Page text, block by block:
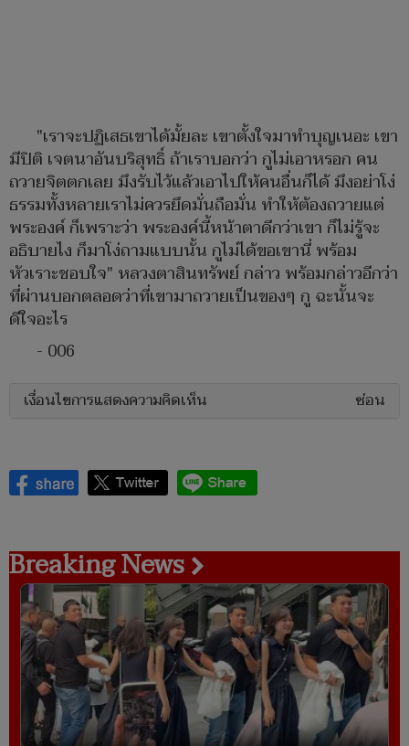
"เราจะปฏิเสธเขาได้มั้ยละ เขาตั้งใจมาทำบุญเนอะ เขา
มีปิติ เจตนาอันบริสุทธิ์ ถ้าเราบอกว่า กูไม่เอาหรอก คน
ถวายจิตตกเลย มึงรับไว้แล้วเอาไปให้คนอื่นก็ได้ มึงอย่าโง่
ธรรมทั้งหลายเราไม่ควรยึดมั่นถือมั่น ทำให้ต้องถวายแต่
พระองค์ ก็เพราะว่า พระองค์นี้หน้าตาดีกว่าเขา ก็ไม่รู้จะ
อธิบายไง ก็มาโง่ถามแบบนั้น กูไม่ได้ขอเขานี่ พร้อม
หัวเราะชอบใจ" หลวงตาสินทรัพย์ กล่าว พร้อมกล่าวอีกว่า
ที่ผ่านบอกตลอดว่าที่เขามาถวายเป็นของๆ กู ฉะนั้นจะ
ดีใจอะไร
- 006
เงื่อนไขการแสดงความคิดเห็น ซ่อน
Breaking News